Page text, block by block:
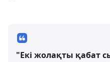
"Екі жолақты қабат